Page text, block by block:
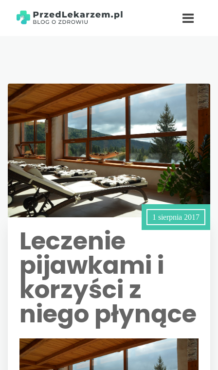
1 sierpnia 2017
Leczenie
pijawkami i
korzyści z
niego płynące